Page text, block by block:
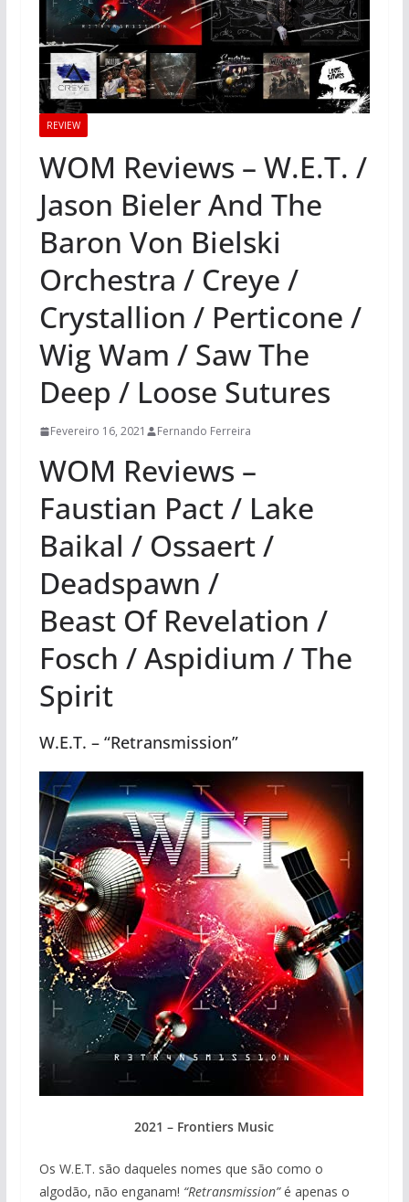
REVIEW
WOM Reviews – W.E.T. /
Jason Bieler And The
Baron Von Bielski
Orchestra / Creye /
Crystallion / Perticone /
Wig Wam / Saw The
Deep / Loose Sutures
Fevereiro 16, 2021 Fernando Ferreira
WOM Reviews –
Faustian Pact / Lake
Baikal / Ossaert /
Deadspawn /
Beast Of Revelation /
Fosch / Aspidium / The
Spirit
W.E.T. – “Retransmission”
2021 – Frontiers Music
Os W.E.T. são daqueles nomes que são como o
algodão, não enganam! “Retransmission”é apenas o